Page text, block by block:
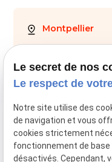
Montpellier
28 Av. de Maurin
34000 Montpellier
04 67 59 70 05
Le secret de nos
Le respect de
Notre site utilise des
de navigation et vous
cookies strictement
fonctionnement de
désactivés. Cependant,